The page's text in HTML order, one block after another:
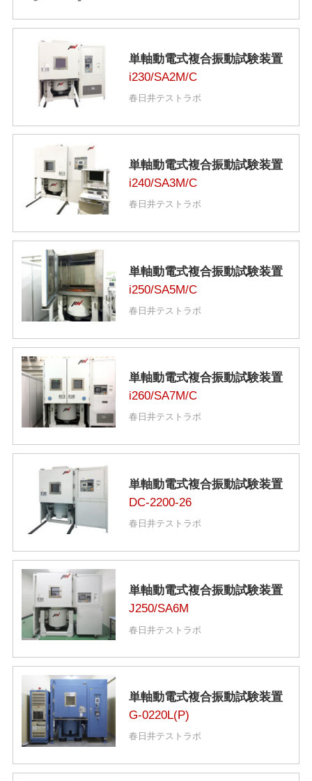
単軸動電式複合振動試験装置
i230/SA2M/C
春日井テストラボ
単軸動電式複合振動試験装置
i240/SA3M/C
春日井テストラボ
単軸動電式複合振動試験装置
i250/SA5M/C
春日井テストラボ
単軸動電式複合振動試験装置
i260/SA7M/C
春日井テストラボ
単軸動電式複合振動試験装置
DC-2200-26
春日井テストラボ
単軸動電式複合振動試験装置
J250/SA6M
春日井テストラボ
単軸動電式複合振動試験装置
G-0220L(P)
春日井テストラボ